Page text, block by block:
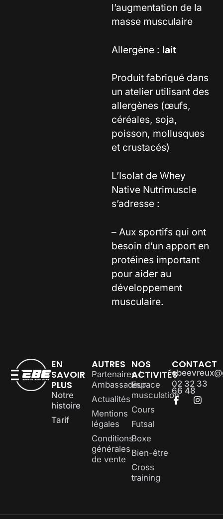
l’augmentation de la
masse musculaire
Allergène : lait
Produit fabriqué dans
un atelier utilisant des
allergènes (œufs,
céréales, soja,
poisson, mollusques
et crustacés)
L’Isolat de Whey
Native Nutrimuscle
s’adresse :
– Aux sportifs qui ont
besoin d’un apport en
protéines important
pour aider au
développement
musculaire.
EN
SAVOIR
PLUS
Notre
histoire
Tarif
AUTRES
Partenaires /
Ambassadeur
Actualités
Mentions
légales
Conditions
générales
de vente
NOS
ACTIVITÉS
Espace
musculation
Cours
Futsal
Boxe
Bien-être
Cross
training
CONTACT
02 32 33
66 48